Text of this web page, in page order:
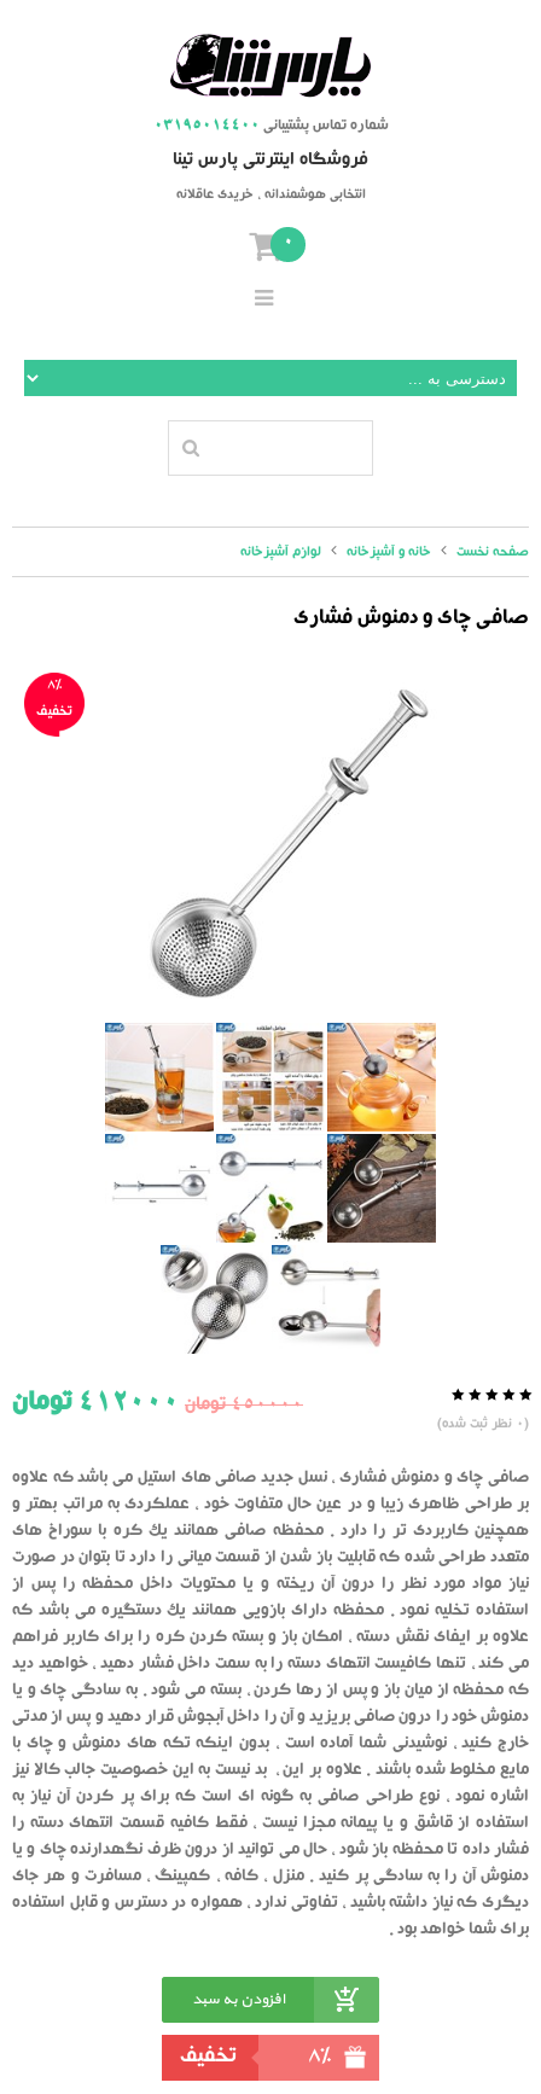
03195014400 شماره تماس پشتیبانی
فروشگاه اینترنتی پارس تینا
انتخابی هوشمندانه ، خریدی عاقلانه
0
صفحه نخست خانه و آشپزخانه لوازم آشپزخانه
صافی چای و دمنوش فشاری
8%
تخفیف
از
50
رای
دهنده
(
0 نظر ثبت شده)
450000تومان 412000 تومان
صافی چای و دمنوش فشاری ، نسل جدید صافی های استیل می باشد که علاوه
بر طراحی ظاهری زیبا و در عین حال متفاوت خود ، عملکردی به مراتب بهتر و
همچنین کاربردی تر را دارد . محفظه صافی همانند یک کره با سوراخ های
متعدد طراحی شده که قابلیت باز شدن از قسمت میانی را دارد تا بتوان در صورت
نیاز مواد مورد نظر را درون آن ریخته و یا محتویات داخل محفظه را پس از
استفاده تخلیه نمود . محفظه دارای بازویی همانند یک دستگیره می باشد که
علاوه بر ایفای نقش دسته ، امکان باز و بسته کردن کره را برای کاربر فراهم
می کند ، تنها کافیست انتهای دسته را به سمت داخل فشار دهید ، خواهید دید
که محفظه از میان باز و پس از رها کردن ، بسته می شود . به سادگی چای و یا
دمنوش خود را درون صافی بریزید و آن را داخل آبجوش قرار دهید و پس از مدتی
خارج کنید ، نوشیدنی شما آماده است ، بدون اینکه تکه های دمنوش و چای با
مایع مخلوط شده باشند . علاوه بر این ، بد نیست به این خصوصیت جالب کالا نیز
اشاره نمود ، نوع طراحی صافی به گونه ای است که برای پر کردن آن نیاز به
استفاده از قاشق و یا پیمانه مجزا نیست ، فقط کافیه قسمت انتهای دسته را
فشار داده تا محفظه باز شود ، حال می توانید از درون ظرف نگهدارنده چای و یا
دمنوش آن را به سادگی پر کنید . منزل ، کافه ، کمپینگ ، مسافرت و هر جای
دیگری که نیاز داشته باشید ، تفاوتی ندارد ، همواره در دسترس و قابل استفاده
برای شما خواهد بود .
افزودن به سبد
خرید
8% تخفیف